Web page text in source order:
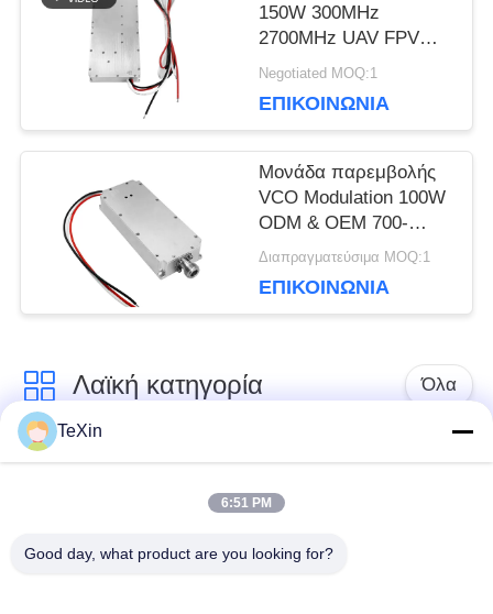
PRIVACY
POLICY
150W 300MHz
2700MHz UAV FPV
block jammer module
Negotiated MOQ:1
ΕΠΙΚΟΙΝΩΝΊΑ
Μονάδα παρεμβολής
VCO Modulation 100W
ODM & OEM 700-
1000MHz anti drone
ασφαλείας
Διαπραγματεύσιμα MOQ:1
ΕΠΙΚΟΙΝΩΝΊΑ
Λαϊκή κατηγορία Όλα
Μονάδα παρεμβολής
με μη επανδρωμένο
TeXin
6:51 PM
Good day, what product are you looking for?